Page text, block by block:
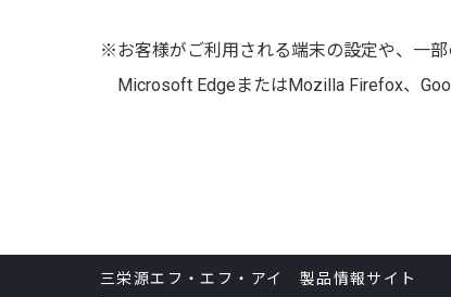
※お客様がご利用される端末の設定や、一
Microsoft EdgeまたはMozilla Firefox、
三栄源エフ・エフ・アイ 製品情報サイト